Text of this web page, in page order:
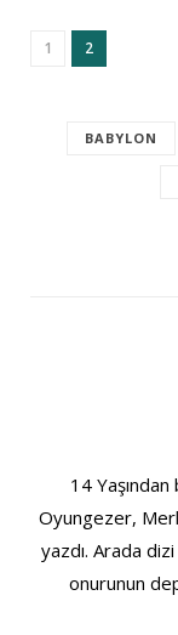
1 2
BABYLON
14
Oyungezer,
yazdı. Arada
onurunun